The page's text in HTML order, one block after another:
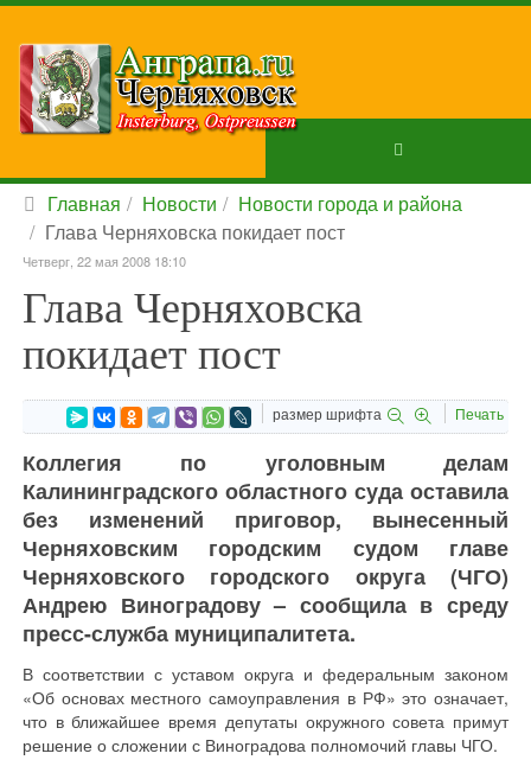
Главная Новости
Новости города и района
Глава Черняховска покидает пост
Четверг, 22 мая 2008 18:10
Глава Черняховска
покидает пост
размер шрифта Печать
Коллегия по уголовным делам
Калининградского областного суда оставила
без изменений приговор, вынесенный
Черняховским городским судом главе
Черняховского городского округа (ЧГО)
Андрею Виноградову – сообщила в среду
пресс-служба муниципалитета.
В соответствии с уставом округа и федеральным законом
«Об основах местного самоуправления в РФ» это означает,
что в ближайшее время депутаты окружного совета примут
решение о сложении с Виноградова полномочий главы ЧГО.